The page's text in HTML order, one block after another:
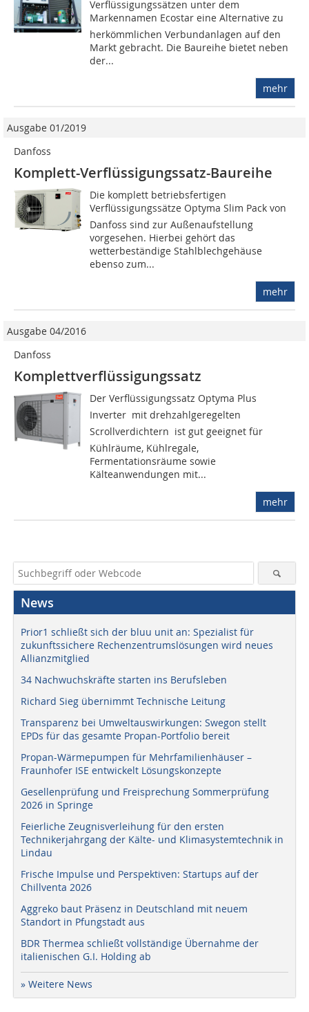
Verflüssigungssätzen unter dem
Markennamen Ecostar eine Alternative zu
herkömmlichen Verbundanlagen auf den
Markt gebracht. Die Baureihe bietet neben
der...
mehr
Ausgabe 01/2019
Danfoss
Komplett-Verflüssigungssatz-Baureihe
Die komplett betriebsfertigen
Verflüssigungssätze Optyma Slim Pack von
Danfoss sind zur Außenaufstellung
vorgesehen. Hierbei gehört das
wetterbeständige Stahlblechgehäuse
ebenso zum...
mehr
Ausgabe 04/2016
Danfoss
Komplettverflüssigungssatz
Der Verflüssigungssatz Optyma Plus
Inverter  mit drehzahlgeregelten
Scrollverdichtern  ist gut geeignet für
Kühlräume, Kühlregale,
Fermentationsräume sowie
Kälteanwendungen mit...
mehr
News
Prior1 schließt sich der bluu unit an: Spezialist für
zukunftssichere Rechenzentrumslösungen wird neues
Allianzmitglied
34 Nachwuchskräfte starten ins Berufsleben
Richard Sieg übernimmt Technische Leitung
Transparenz bei Umweltauswirkungen: Swegon stellt
EPDs für das gesamte Propan-Portfolio bereit
Propan-Wärmepumpen für Mehrfamilienhäuser –
Fraunhofer ISE entwickelt Lösungskonzepte
Gesellenprüfung und Freisprechung Sommerprüfung
2026 in Springe
Feierliche Zeugnisverleihung für den ersten
Technikerjahrgang der Kälte- und Klimasystemtechnik in
Lindau
Frische Impulse und Perspektiven: Startups auf der
Chillventa 2026
Aggreko baut Präsenz in Deutschland mit neuem
Standort in Pfungstadt aus
BDR Thermea schließt vollständige Übernahme der
italienischen G.I. Holding ab
» Weitere News